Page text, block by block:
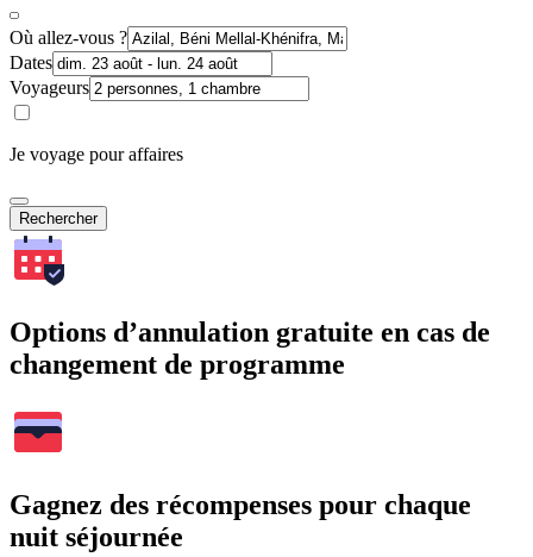
Où allez-vous ?
Dates
Voyageurs
Je voyage pour affaires
Rechercher
Options d’annulation gratuite en cas de
changement de programme
Gagnez des récompenses pour chaque
nuit séjournée